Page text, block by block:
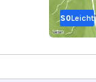
S0Leicht